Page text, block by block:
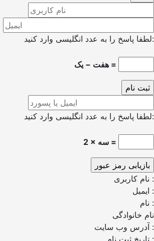
لطفا پاسخ را به عدد انگلیسی وارد کنید:
هفت − یک =
لطفا پاسخ را به عدد انگلیسی وارد کنید:
2 × سه =
نام کاربری :
ایمیل :
نام :
نام خانوادگی
آدرس وب سایت :
تاریخ ثبت نام :